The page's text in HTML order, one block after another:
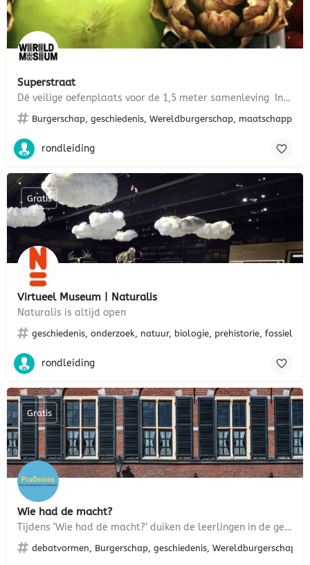
Superstraat
Dé veilige oefenplaats voor de 1,5 meter samenleving In het Wereldmuseum kun je in de doe-tentoonstelling…
Burgerschap, geschiedenis, Wereldburgerschap,
rondleiding
Virtueel Museum | Naturalis
Naturalis is altijd open
geschiedenis, onderzoek, natuur, biologie, prehistorie,
Gratis
rondleiding
Wie had de macht?
Tijdens ‘Wie had de macht?’ duiken de leerlingen in de geschiedenis van de macht: toen het Binnenhof werd…
debatvormen, Burgerschap, geschiedenis,
Gratis